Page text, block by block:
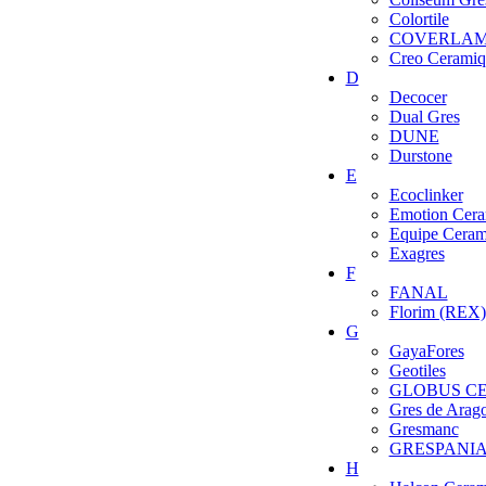
Colortile
Creo
D
Decocer
Dual Gres
DUNE
Durstone
E
Ecoclinker
Emotion
Equipe
Exagres
F
FANAL
Florim (REX)
G
GayaFores
Geotiles
GLOBUS
Gres de
Gresmanc
GRESPANIA
H